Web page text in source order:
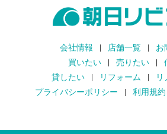
会社情報 店舗一覧
お
買いたい
売りたい
貸したい
リフォーム
リ
プライバシーポリシー
利用規約